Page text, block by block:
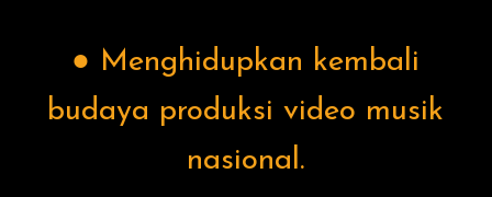
● Menghidupkan kembali
budaya produksi video musik
nasional.